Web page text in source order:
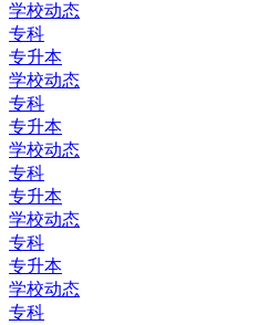
学校动态
专科
专升本
学校动态
专科
专升本
学校动态
专科
专升本
学校动态
专科
专升本
学校动态
专科